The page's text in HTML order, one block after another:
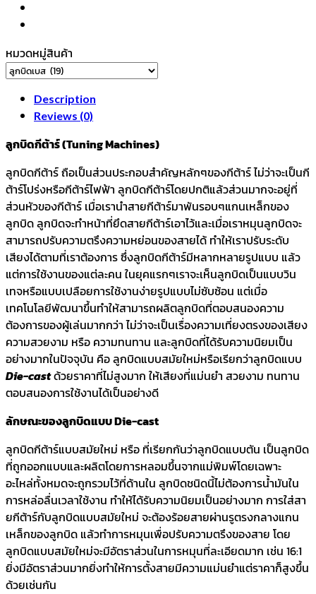
ตัน
ทรง
หางปลา
น็อต
ตรง
1
รู
เบส
สาย
DMB-
721
Bass
Machine
Heads
quantity
หมวดหมู่สินค้า
Description
Reviews (0)
ลูกบิดกีต้าร์ (Tuning Machines)
ลูกบิดกีต้าร์ ถือเป็นส่วนประกอบสำคัญหลักๆของกีต้าร์ ไม่ว่าจะเป็นกี
ต้าร์โปร่งหรือกีต้าร์ไฟฟ้า ลูกบิดกีต้าร์โดยปกติแล้วส่วนมากจะอยู่ที่
ส่วนหัวของกีต้าร์ เมื่อเรานำสายกีต้าร์มาพันรอบๆแกนเหล็กของ
ลูกบิด ลูกบิดจะทำหน้าที่ยึดสายกีต้าร์เอาไว้และเมื่อเราหมุนลูกบิดจะ
สามารถปรับความตรึงความหย่อนของสายได้ ทำให้เราปรับระดับ
เสียงได้ตามที่เราต้องการ ซึ่งลูกบิดกีต้าร์มีหลากหลายรูปแบบ แล้ว
แต่การใช้งานของแต่ละคน ในยุคแรกๆเราจะเห็นลูกบิดเป็นแบบวิน
เทจหรือแบบเปลือยการใช้งานง่ายรูปแบบไม่ซับซ้อน แต่เมื่อ
เทคโนโลยีพัฒนาขึ้นทำให้สามารถผลิตลูกบิดที่ตอบสนองความ
ต้องการของผู้เล่นมากกว่า ไม่ว่าจะเป็นเรื่องความเที่ยงตรงของเสียง
ความสวยงาม หรือ ความทนทาน และลูกบิดที่ได้รับความนิยมเป็น
อย่างมากในปัจจุบัน คือ ลูกบิดแบบสมัยใหม่หรือเรียกว่าลูกบิดแบบ
Die-castด้วยราคาที่ไม่สูงมาก ให้เสียงที่แม่นยำ สวยงาม ทนทาน
ตอบสนองการใช้งานได้เป็นอย่างดี
ลักษณะของลูกบิดแบบ Die-cast
ลูกบิดกีต้าร์แบบสมัยใหม่ หรือ ที่เรียกกันว่าลูกบิดแบบตัน เป็นลูกบิด
ที่ถูกออกแบบและผลิตโดยการหลอมขึ้นจากแม่พิมพ์โดยเฉพาะ
อะไหล่ทั้งหมดจะถูกรวมไว้ที่ด้านใน ลูกบิดชนิดนี้ไม่ต้องการน้ำมันใน
การหล่อลื่นเวลาใช้งาน ทำให้ได้รับความนิยมเป็นอย่างมาก การใส่สา
ยกีต้าร์กับลูกบิดแบบสมัยใหม่ จะต้องร้อยสายผ่านรูตรงกลางแกน
เหล็กของลูกบิด แล้วทำการหมุนเพื่อปรับความตรึงของสาย โดย
ลูกบิดแบบสมัยใหม่จะมีอัตราส่วนในการหมุนที่ละเอียดมาก เช่น 16:1
ยิ่งมีอัตราส่วนมากยิ่งทำให้การตั้งสายมีความแม่นยำแต่ราคาก็สูงขึ้น
ด้วยเช่นกัน